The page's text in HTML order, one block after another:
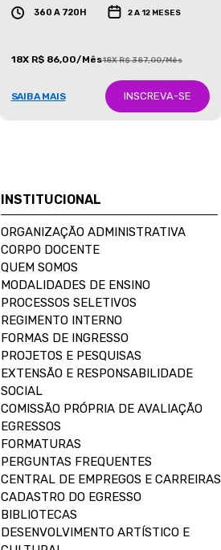
360 A 720H 2 A 12 MESES
18X R$ 86,00/Mês18X R$ 387,00/Mês
SAIBA MAIS INSCREVA-SE
INSTITUCIONAL
ORGANIZAÇÃO ADMINISTRATIVA
CORPO DOCENTE
QUEM SOMOS
MODALIDADES DE ENSINO
PROCESSOS SELETIVOS
REGIMENTO INTERNO
FORMAS DE INGRESSO
PROJETOS E PESQUISAS
EXTENSÃO E RESPONSABILIDADE
SOCIAL
COMISSÃO PRÓPRIA DE AVALIAÇÃO
EGRESSOS
FORMATURAS
PERGUNTAS FREQUENTES
CENTRAL DE EMPREGOS E CARREIRAS
CADASTRO DO EGRESSO
BIBLIOTECAS
DESENVOLVIMENTO ARTÍSTICO E